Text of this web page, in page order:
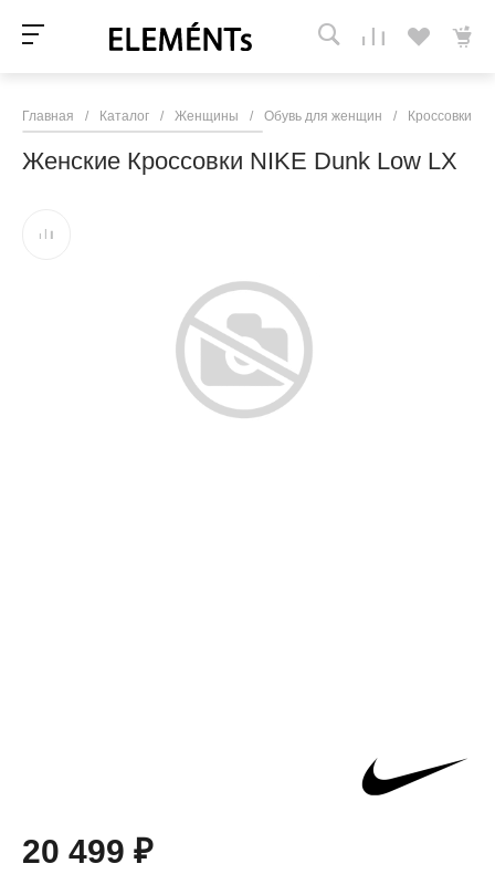
Главная / Каталог / Женщины / Обувь для женщин / Кроссовки и
Женские Кроссовки NIKE Dunk Low LX
20 499 ₽